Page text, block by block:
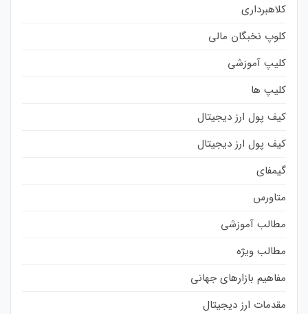
کلاهبرداری
کلوپ نخبگان مالی
کلیپ آموزشی
کلیپ ها
کیف پول ارز دیجیتال
کیف پول ارز دیجیتال
گیمفای
متاورس
مطالب آموزشی
مطالب ویژه
مفاهیم بازارهای جهانی
مقدمات ارز دیجیتال